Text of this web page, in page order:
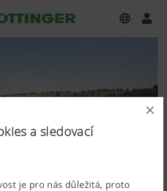
×
a sledovací
je pro nás důležitá, proto